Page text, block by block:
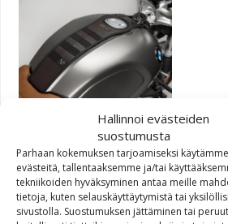
Hallinnoi evästeiden
suostumusta
Parhaan kokemuksen tarjoamiseksi
evästeitä, tallentaaksemme ja/tai
tekniikoiden hyväksyminen antaa meille
tietoja, kuten selauskäyttäytymistä tai
sivustolla. Suostumuksen jättäminen tai
Legend Gear kiinnityshihna
tankkiin SLA
70,00€